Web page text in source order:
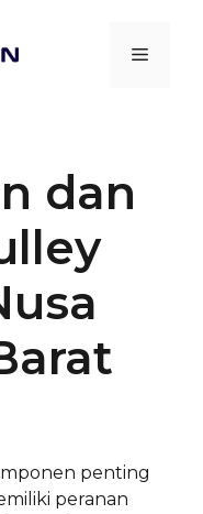
Menu
dan
penting
peranan